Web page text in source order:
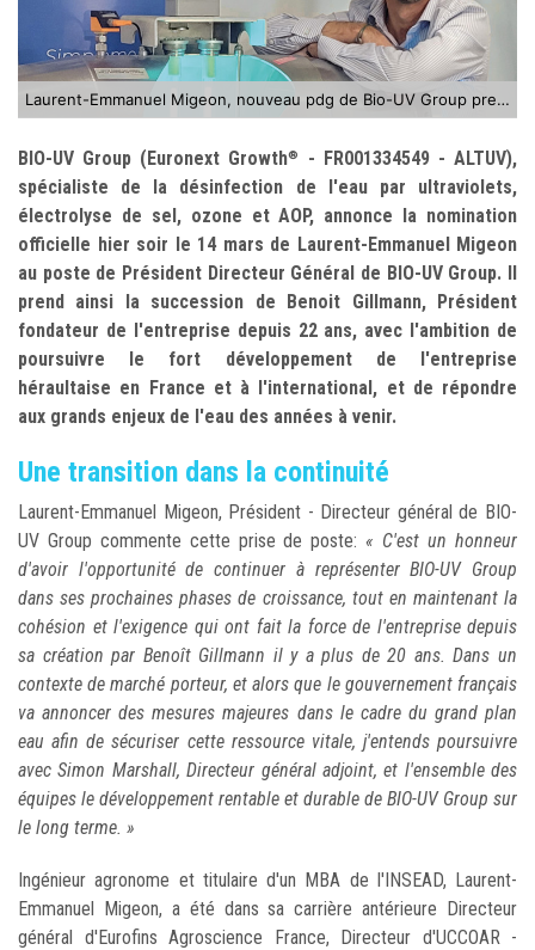
Laurent-Emmanuel Migeon, nouveau pdg de Bio-UV Group prend la succession de Benoit Gillmann
BIO-UV Group (Euronext Growth®
- FR001334549 - ALTUV),
spécialiste de la désinfection de l'eau par ultraviolets,
électrolyse de sel, ozone et AOP, annonce la nomination
officielle hier soir le 14 mars de Laurent-Emmanuel Migeon
au poste de Président Directeur Général de BIO-UV Group. Il
prend ainsi la succession de Benoit Gillmann, Président
fondateur de l'entreprise depuis 22 ans, avec l'ambition de
poursuivre le fort développement de l'entreprise
héraultaise en France et à l'international, et de répondre
aux grands enjeux de l'eau des années à venir.
Une transition dans la continuité
Laurent-Emmanuel Migeon, Président - Directeur général de BIO-
UV Group commente cette prise de poste:« C'est un honneur
d'avoir l'opportunité de continuer à représenter BIO-UV Group
dans ses prochaines phases de croissance, tout en maintenant la
cohésion et l'exigence qui ont fait la force de l'entreprise depuis
sa création par Benoît Gillmann il y a plus de 20 ans. Dans un
contexte de marché porteur, et alors que le gouvernement français
va annoncer des mesures majeures dans le cadre du grand plan
eau afin de sécuriser cette ressource vitale, j'entends poursuivre
avec Simon Marshall, Directeur général adjoint, et l'ensemble des
équipes le développement rentable et durable de BIO-UV Group sur
le long terme. »
Ingénieur agronome et titulaire d'un MBA de l'INSEAD, Laurent-
Emmanuel Migeon, a été dans sa carrière antérieure Directeur
général d'Eurofins Agroscience France, Directeur d'UCCOAR -